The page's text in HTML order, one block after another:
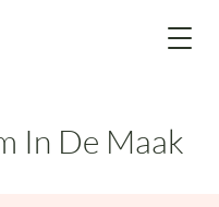
In De Maak